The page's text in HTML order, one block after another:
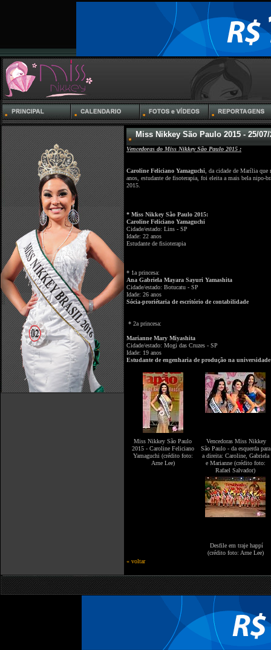
Miss Nikkey São Paulo 2015 - 25/07/
Vencedoras do Miss Nikkey São Paulo 2015 :
Caroline Feliciano Yamaguchi , da cidade de Marília
anos, estudante de fisoterapia, foi eleita a mais bela nipo-
2015.
* Miss Nikkey São Paulo 2015:
Caroline Feliciano Yamaguchi
Cidade/estado: Lins - SP
Idade: 22 anos
Estudante de fisioterapia
* 1a princesa:
Ana Gabriela Mayara Sayuri Yamashita
Cidade/estado: Botucatu - SP
Idade: 26 anos
Sócia-proriétaria de escritório de contabilidade
* 2a princesa:
Marianne Mary Miyashita
Cidade/estado: Mogi das Cruzes - SP
Idade: 19 anos
Estudante de engenharia de produção na
Miss Nikkey São Paulo
2015 - Caroline Feliciano
Yamaguchi (crédito foto:
Arne Lee)
Vencedoras Miss Nikkey
São Paulo - da esquerda para
a direita: Caroline, Gabriela
e Marianne (crédito foto:
Rafael Salvador)
Desfile em traje happí
(crédito foto: Arne Lee)
« voltar